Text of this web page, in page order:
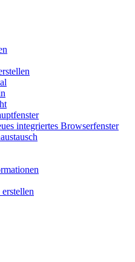
integriertes Browserfenster